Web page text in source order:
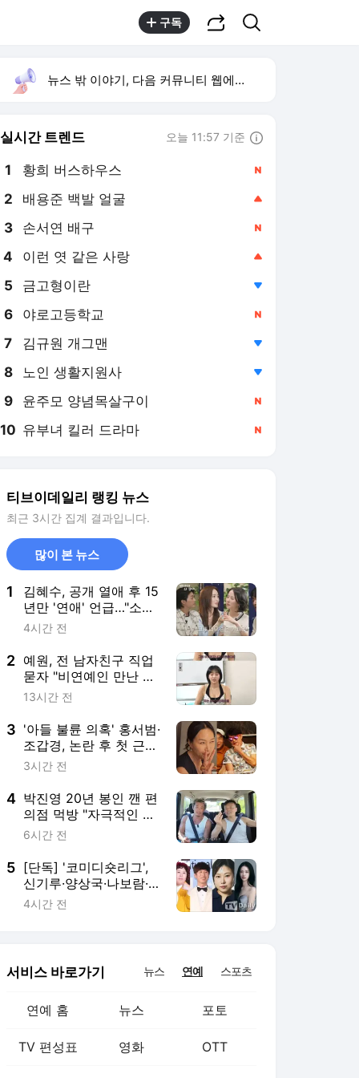
구독
뉴스 밖 이야기, 다음 커뮤니티 웹에서 보기
실시간 트렌드 오늘 11:57 기준
1 황희 버스하우스
2 배용준 백발 얼굴
3 손서연 배구
4 이런 엿 같은 사랑
5 금고형이란
6 야로고등학교
7 김규원 개그맨
8 노인 생활지원사
9 윤주모 양념목살구이
10 유부녀 킬러 드라마
티브이데일리 랭킹 뉴스
최근 3시간 집계 결과입니다.
많이 본 뉴스
1
김혜수, 공개 열애 후 15
년만 '연애' 언급…"소개
좀 해달라" 깜짝
4시간 전
2 예원, 전 남자친구 직업
묻자 "비연예인 만난 적
없어" (영업중)
13시간 전
3 '아들 불륜 의혹' 홍서범·
조갑경, 논란 후 첫 근황
[★한컷]
3시간 전
4 박진영 20년 봉인 깬 편
의점 먹방 "자극적인 음
식 원래 너무 좋아해"
6시간 전
5 [단독] '코미디숏리그',
신기루·양상국·나보람·
최연청 특별출연 맞대결
4시간 전
서비스 바로가기 뉴스 연예 스포츠
연예 홈 뉴스 포토
TV 편성표 영화 OTT